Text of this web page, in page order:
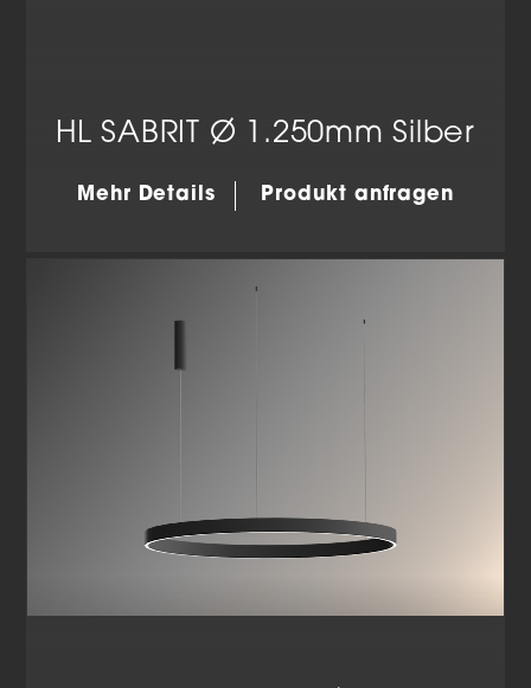
HL SABRIT Ø 1.250mm Silber
Mehr Details Produkt anfragen